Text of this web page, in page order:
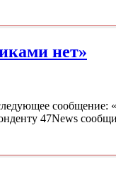
нет»
сообщение:
47News